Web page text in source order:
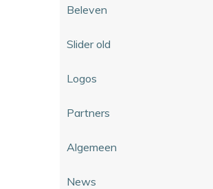
Beleven
Slider old
Logos
Partners
Algemeen
News